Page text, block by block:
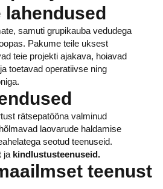
samuti grupikauba vedudega
Pakume teile uksest
teie projekti ajakava, hoiavad
toetavad operatiivse ning
rätsepatööna valminud
laovarude haldamise
seotud teenuseid.
ja kindlustusteenuseid.
teenust